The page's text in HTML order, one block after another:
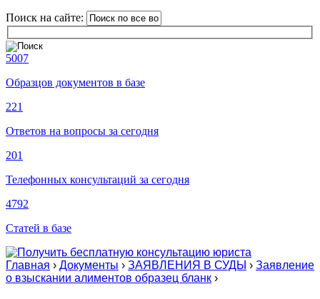
Поиск на сайте:
5007
Образцов документов в базе
221
Ответов на вопросы за сегодня
201
Телефонных консультаций за сегодня
4792
Статей в базе
Главная › Документы › ЗАЯВЛЕНИЯ В СУДЫ › Заявление
о взыскании алиментов образец бланк ›